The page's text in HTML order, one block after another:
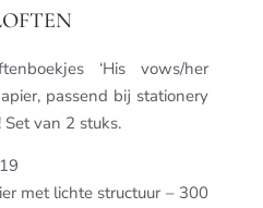
‘His vows/her
passend bij stationery
van 2 stuks.
met lichte structuur – 300